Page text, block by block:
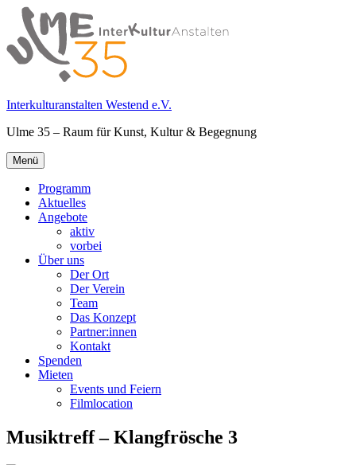
Springe
zum
Inhalt
Interkulturanstalten Westend e.V.
Ulme 35 – Raum für Kunst, Kultur & Begegnung
Primäres
Menü
Menü
Programm
Aktuelles
Angebote
aktiv
vorbei
Über uns
Der Ort
Der Verein
Team
Das Konzept
Partner:innen
Kontakt
Spenden
Mieten
Events und Feiern
Filmlocation
Musiktreff – Klangfrösche 3